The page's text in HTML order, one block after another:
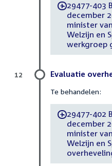
-29477-403
december
minister
Welzijn en
werkgroep
Evaluatie
Te behandelen:
-29477-402
december
minister
Welzijn en
12